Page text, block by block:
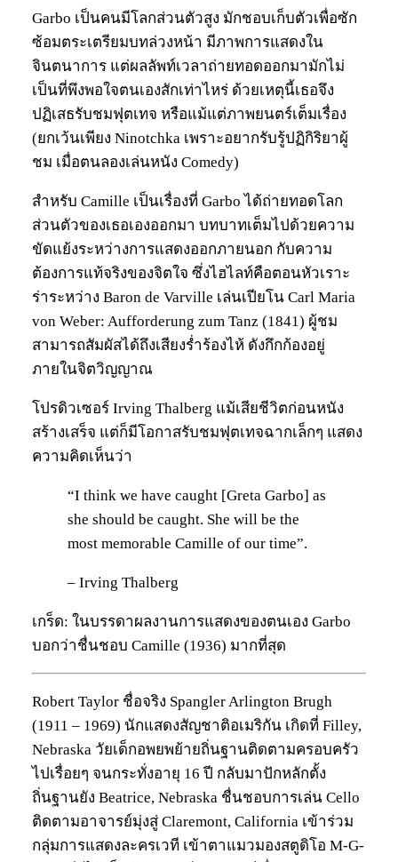
Garbo เป็นคนมีโลกส่วนตัวสูง มักชอบเก็บตัวเพื่อซัก
ซ้อมตระเตรียมบทล่วงหน้า มีภาพการแสดงใน
จินตนาการ แต่ผลลัพท์เวลาถ่ายทอดออกมามักไม่
เป็นที่พึงพอใจตนเองสักเท่าไหร่ ด้วยเหตุนี้เธอจึง
ปฏิเสธรับชมฟุตเทจ หรือแม้แต่ภาพยนตร์เต็มเรื่อง
(ยกเว้นเพียง Ninotchka เพราะอยากรับรู้ปฏิกิริยาผู้
ชม เมื่อตนลองเล่นหนัง Comedy)
สำหรับ Camille เป็นเรื่องที่ Garbo ได้ถ่ายทอดโลก
ส่วนตัวของเธอเองออกมา บทบาทเต็มไปด้วยความ
ขัดแย้งระหว่างการแสดงออกภายนอก กับความ
ต้องการแท้จริงของจิตใจ ซึ่งไฮไลท์คือตอนหัวเราะ
ร่าระหว่าง Baron de Varville เล่นเปียโน Carl Maria
von Weber: Aufforderung zum Tanz (1841) ผู้ชม
สามารถสัมผัสได้ถึงเสียงร่ำร้องไห้ ดังกึกก้องอยู่
ภายในจิตวิญญาณ
โปรดิวเซอร์ Irving Thalberg แม้เสียชีวิตก่อนหนัง
สร้างเสร็จ แต่ก็มีโอกาสรับชมฟุตเทจฉากเล็กๆ แสดง
ความคิดเห็นว่า
“I think we have caught [Greta Garbo] as
she should be caught. She will be the
most memorable Camille of our time”.
– Irving Thalberg
เกร็ด: ในบรรดาผลงานการแสดงของตนเอง Garbo
บอกว่าชื่นชอบ Camille (1936) มากที่สุด
Robert Taylor ชื่อจริง Spangler Arlington Brugh
(1911 – 1969) นักแสดงสัญชาติอเมริกัน เกิดที่ Filley,
Nebraska วัยเด็กอพยพย้ายถิ่นฐานติดตามครอบครัว
ไปเรื่อยๆ จนกระทั่งอายุ 16 ปี กลับมาปักหลักตั้ง
ถิ่นฐานยัง Beatrice, Nebraska ชื่นชอบการเล่น Cello
ติดตามอาจารย์มุ่งสู่ Claremont, California เข้าร่วม
กลุ่มการแสดงละครเวที เข้าตาแมวมองสตูดิโอ M-G-